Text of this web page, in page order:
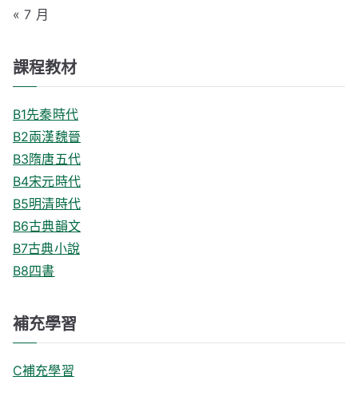
« 7 月
課程教材
B1先秦時代
B2兩漢魏晉
B3隋唐五代
B4宋元時代
B5明清時代
B6古典韻文
B7古典小說
B8四書
補充學習
C補充學習